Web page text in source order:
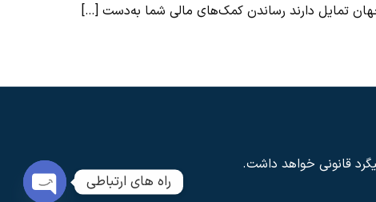
تمایل دارند رساندن کمک‌های مالی شما به‌دست […]
قانونی خواهد داشت.
راه های ارتباطی